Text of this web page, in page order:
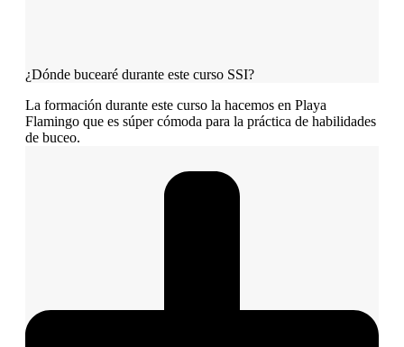
¿Dónde bucearé durante este curso SSI?
La formación durante este curso la hacemos en Playa
Flamingo que es súper cómoda para la práctica de habilidades
de buceo.